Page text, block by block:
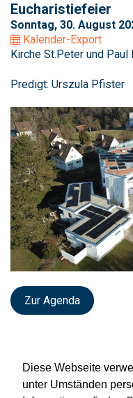
Diese Webseite
unter Umständen
Eucharistiefeier
Sonntag, 30. August
Kalender-Export
Kirche St.Peter und Paul
Predigt: Urszula Pfister
Zur Agenda